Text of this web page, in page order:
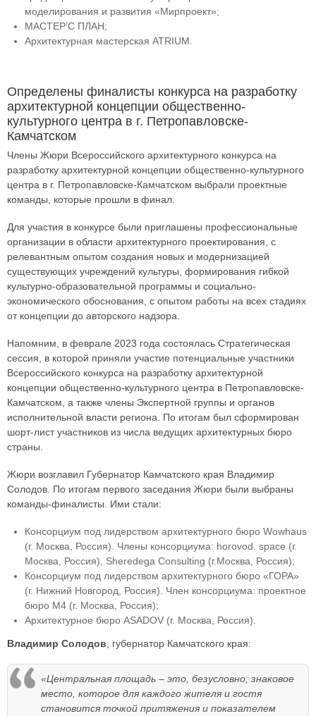
моделирования и развития «Мирпроект»;
МАСТЕР’C ПЛАН;
Архитектурная мастерская ATRIUM.
Определены финалисты конкурса на разработку
архитектурной концепции общественно-
культурного центра в г. Петропавловске-
Камчатском
Члены Жюри Всероссийского архитектурного конкурса на
разработку архитектурной концепции общественно-культурного
центра в г. Петропавловске-Камчатском выбрали проектные
команды, которые прошли в финал.
Для участия в конкурсе были приглашены профессиональные
организации в области архитектурного проектирования, с
релевантным опытом создания новых и модернизацией
существующих учреждений культуры, формирования гибкой
культурно-образовательной программы и социально-
экономического обоснования, с опытом работы на всех стадиях
от концепции до авторского надзора.
Напомним, в феврале 2023 года состоялась Стратегическая
сессия, в которой приняли участие потенциальные участники
Всероссийского конкурса на разработку архитектурной
концепции общественно-культурного центра в Петропавловске-
Камчатском, а также члены Экспертной группы и органов
исполнительной власти региона. По итогам был сформирован
шорт-лист участников из числа ведущих архитектурных бюро
страны.
Жюри возглавил Губернатор Камчатского края Владимир
Солодов. По итогам первого заседания Жюри были выбраны
команды-финалисты. Ими стали:
Консорциум под лидерством архитектурного бюро Wowhaus
(г. Москва, Россия). Члены консорциума: horovod. space (г.
Москва, Россия), Sheredega Consulting (г.Москва, Россия);
Консорциум под лидерством архитектурного бюро «ГОРА»
(г. Нижний Новгород, Россия). Член консорциума: проектное
бюро М4 (г. Москва, Россия);
Архитектурное бюро ASADOV (г. Москва, Россия).
Владимир Солодов, губернатор Камчатского края:
«Центральная площадь – это, безусловно, знаковое
место, которое для каждого жителя и гостя
становится точкой притяжения и показателем